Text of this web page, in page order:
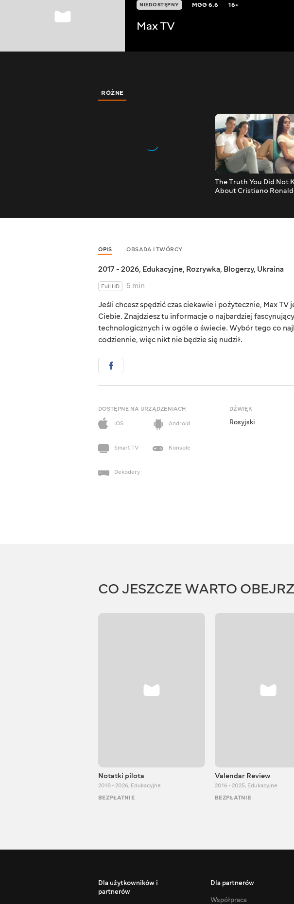
NIEDOSTĘPNY MGG6.6 16+
Max TV
RÓŻNE
The Truth You Did Not
About Cristiano
OPIS OBSADA I TWÓRCY
2017 - 2026, Edukacyjne, Rozrywka, Blogerzy, Ukraina
Full HD
5 min
Jeśli chcesz spędzić czas ciekawie i pożytecznie, Max TV
Ciebie. Znajdziesz tu informacje o najbardziej
technologicznych i w ogóle o świecie. Wybór tego co
codziennie, więc nikt nie będzie się nudził.
DOSTĘPNE NA URZĄDZENIACH
iOS
Android
Smart TV Konsole
Dekodery
DŹWIĘK
Rosyjski
CO JESZCZE WARTO
Notatki pilota
2018 - 2026, Edukacyjne
BEZPŁATNIE
Valendar Review
2016 - 2025, Edukacyjne
BEZPŁATNIE
Dla użytkowników i
partnerów
Dla partnerów
Współpraca